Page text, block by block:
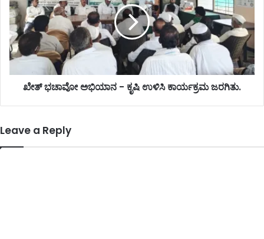
ಖೇತ್ ಭಚಾವೋ ಅಭಿಯಾನ - ಕೃಷಿ ಉಳಿಸಿ ಕಾರ್ಯಕ್ರಮ ಜರಗಿತು.
Leave a Reply